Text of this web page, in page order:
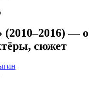
—
сюжет